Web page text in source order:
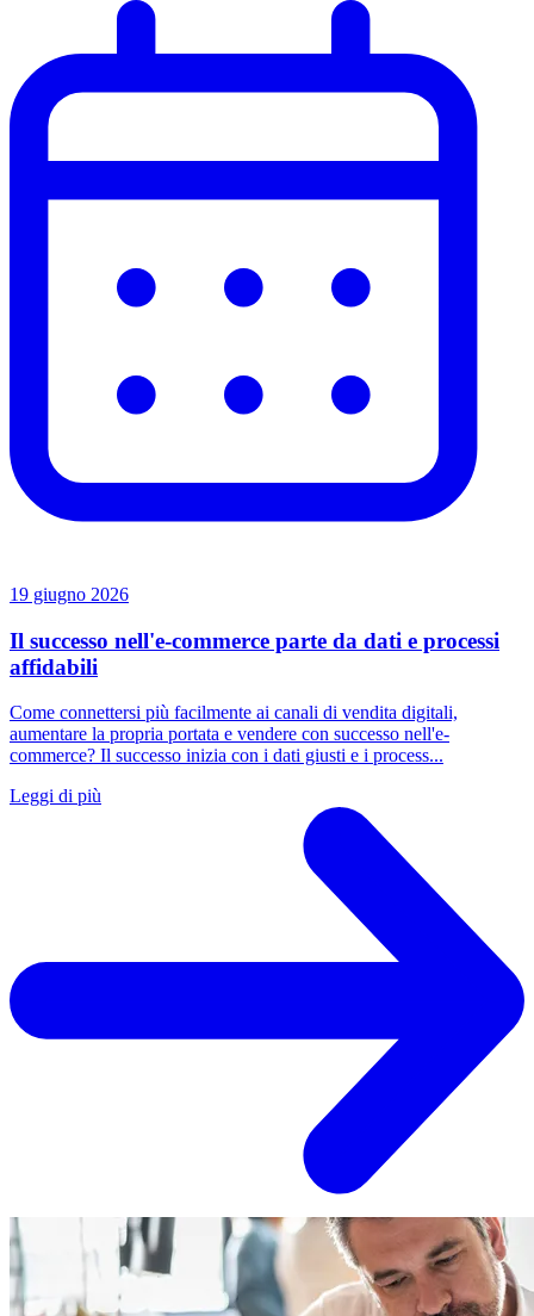
19 giugno 2026
Il successo nell'e-commerce parte da dati e processi
affidabili
Come connettersi più facilmente ai canali di vendita digitali,
aumentare la propria portata e vendere con successo nell'e-
commerce? Il successo inizia con i dati giusti e i process...
Leggi di più